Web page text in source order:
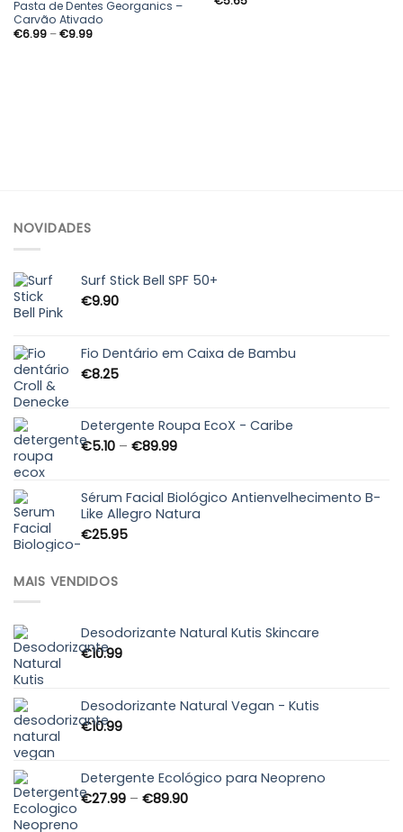
meus
Pasta de Dentes Georganics –
Carvão Ativado
€6.99 –€9.99Price
NOVIDADES
Surf Stick Bell SPF 50+
€9.90
Fio Dentário em Caixa de Bambu
€8.25
Detergente Roupa EcoX - Caribe
€5.10 – €89.99Price
through
€89.99
Sérum Facial Biológico Antienvelhecimento B-
Like Allegro Natura
€25.95
MAIS VENDIDOS
Desodorizante Natural Kutis Skincare
€10.99
Desodorizante Natural Vegan - Kutis
€10.99
Detergente Ecológico para Neopreno
€27.99 – €89.90Price